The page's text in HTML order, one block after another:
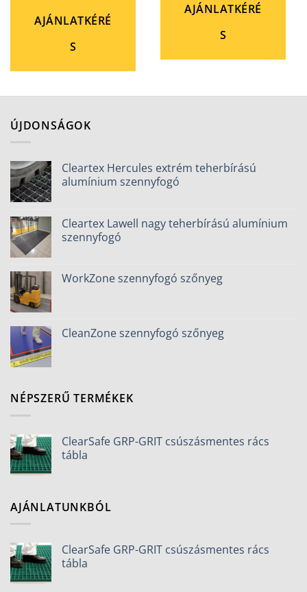
AJÁNLATKÉRÉ
S
AJÁNLATKÉRÉ
S
ÚJDONSÁGOK
Cleartex Hercules extrém teherbírású
alumínium szennyfogó
Cleartex Lawell nagy teherbírású alumínium
szennyfogó
WorkZone szennyfogó szőnyeg
CleanZone szennyfogó szőnyeg
NÉPSZERŰ TERMÉKEK
ClearSafe GRP-GRIT csúszásmentes rács
tábla
AJÁNLATUNKBÓL
ClearSafe GRP-GRIT csúszásmentes rács
tábla